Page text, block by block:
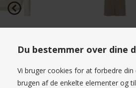
Du bestemmer over dine
Vi bruger cookies for at forbedre din
brugen af de enkelte elementer og
1.199,00 DKK